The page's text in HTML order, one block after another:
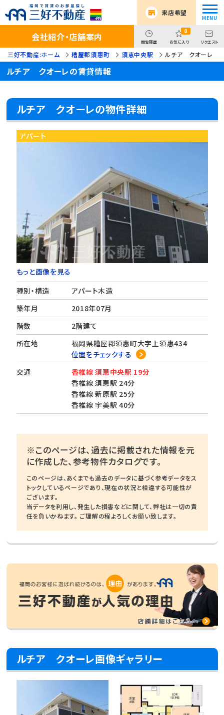
来店希望
会社紹介・店舗案内 閲覧履歴
0
お気に入り リクエスト
三好不動産:ホーム 糟屋郡須惠町 須恵中央駅 ルチア クオーレ
ルチア クオーレの賃貸情報
ルチア クオーレの物件詳細
アパート
もっと画像を見る
種別・構造
アパート木造
築年月
2018年07月
階数
2階建て
所在地
福岡県糟屋郡須惠町大字上須惠434
位置をチェックする
交通
香椎線 須恵中央駅 19分
香椎線 須恵駅 24分
香椎線 新原駅 25分
香椎線 宇美駅 40分
※このページは、過去に掲載された情報を元
に作成した、参考物件カタログです。
このページは、あくまでも過去のデータに基づく参考データをス
トックしているページであり、現在の状況と相違する可能性が
ございます。
当データを利用し、発生した損害などに関して、弊社は一切の責
任を負いかねます。 ご理解の程よろしくお願い致します。
ルチア クオーレ画像ギャラリー